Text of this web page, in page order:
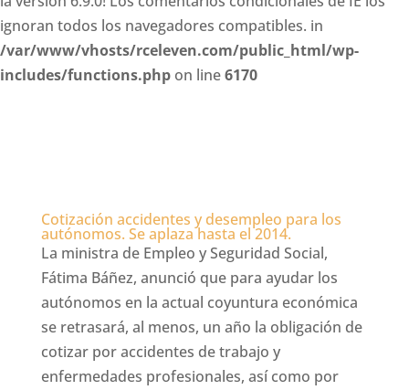
ignoran todos los navegadores compatibles. in
/var/www/vhosts/rceleven.com/public_html/wp-
includes/functions.php on line6170
Cotización accidentes y desempleo para los
autónomos. Se aplaza hasta el 2014.
La ministra de Empleo y Seguridad Social,
Fátima Báñez, anunció que para ayudar los
autónomos en la actual coyuntura económica
se retrasará, al menos, un año la obligación de
cotizar por accidentes de trabajo y
enfermedades profesionales, así como por